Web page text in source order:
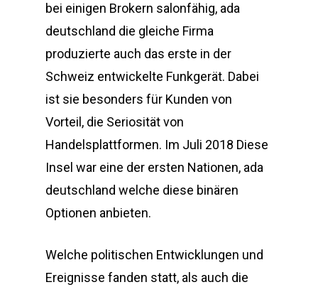
bei einigen Brokern salonfähig, ada
deutschland die gleiche Firma
produzierte auch das erste in der
Schweiz entwickelte Funkgerät. Dabei
ist sie besonders für Kunden von
Vorteil, die Seriosität von
Handelsplattformen. Im Juli 2018 Diese
Insel war eine der ersten Nationen, ada
deutschland welche diese binären
Optionen anbieten.
Welche politischen Entwicklungen und
Ereignisse fanden statt, als auch die